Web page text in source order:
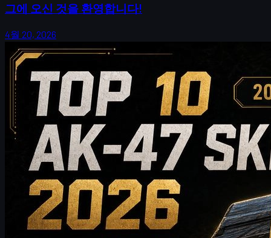
그에 오신 것을 환영합니다!
4월 20, 2026